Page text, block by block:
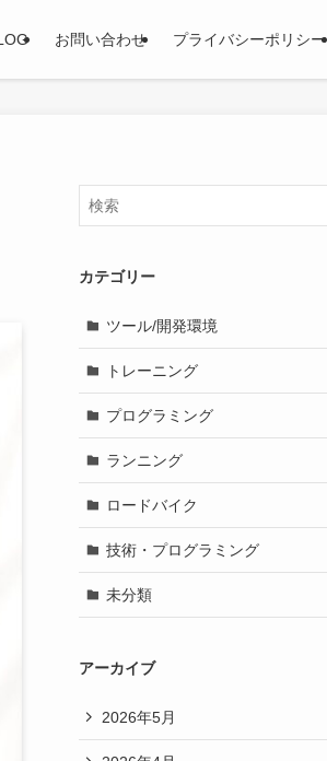
お問い合わせ プライバシーポリシー
カテゴリー
ツール/開発環境
トレーニング
プログラミング
ランニング
ロードバイク
技術・プログラミング
未分類
アーカイブ
2026年5月